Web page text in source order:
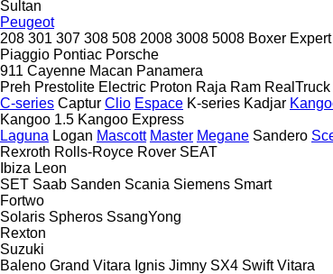
Sultan
Peugeot
208 301 307 308 508 2008 3008 5008 Boxer Expert
Piaggio Pontiac Porsche
911 Cayenne Macan Panamera
Preh Prestolite Electric Proton Raja Ram RealTruck
C-series Captur Clio Espace K-series Kadjar
Kangoo 1.5 Kangoo Express
Laguna Logan Mascott Master Megane Sandero
Rexroth Rolls-Royce Rover SEAT
Ibiza Leon
SET Saab Sanden Scania Siemens Smart
Fortwo
Solaris Spheros SsangYong
Rexton
Suzuki
Baleno Grand Vitara Ignis Jimny SX4 Swift Vitara